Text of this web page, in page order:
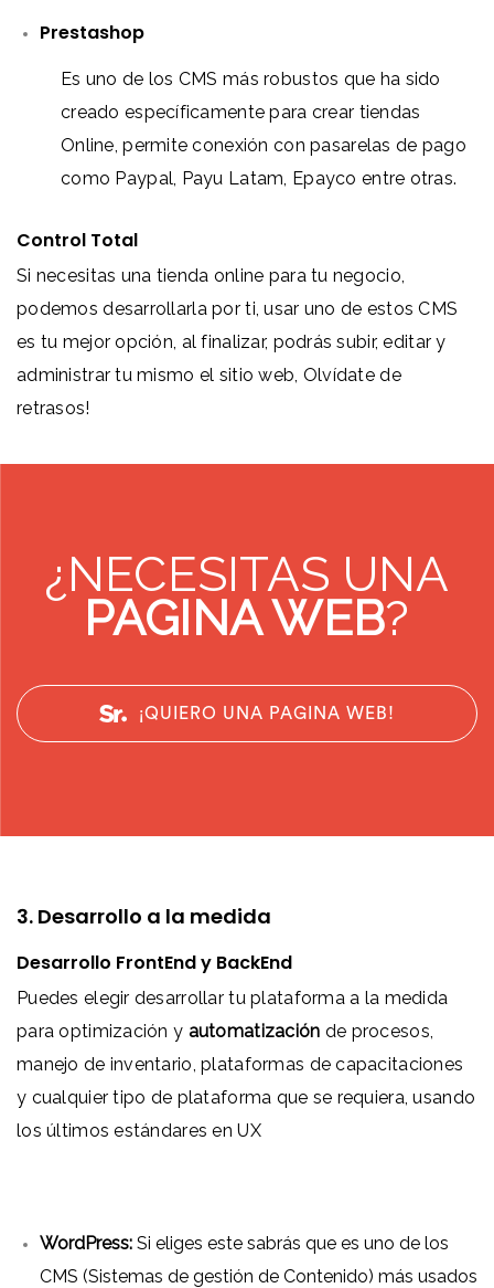
Prestashop
Es uno de los CMS más robustos que ha sido
creado específicamente para crear tiendas
Online, permite conexión con pasarelas de pago
como Paypal, Payu Latam, Epayco entre otras.
Control Total
Si necesitas una tienda online para tu negocio,
podemos desarrollarla por ti, usar uno de estos CMS
es tu mejor opción, al finalizar, podrás subir, editar y
administrar tu mismo el sitio web, Olvídate de
retrasos!
¿NECESITAS UNA
PAGINA WEB?
¡QUIERO UNA PAGINA WEB!
3. Desarrollo a la medida
Desarrollo FrontEnd y BackEnd
Puedes elegir desarrollar tu plataforma a la medida
para optimización y automatización de procesos,
manejo de inventario, plataformas de capacitaciones
y cualquier tipo de plataforma que se requiera, usando
los últimos estándares en UX
WordPress: Si eliges este sabrás que es uno de los
CMS (Sistemas de gestión de Contenido) más usados